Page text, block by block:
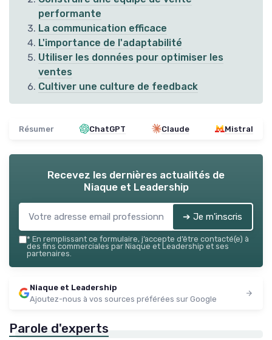
performante
La communication efficace
L'importance de l'adaptabilité
Utiliser les données pour optimiser les
ventes
Cultiver une culture de feedback
Résumer ChatGPT Claude Mistral
Recevez les dernières actualités de
Niaque et Leadership
➔ Je m'inscris
* En remplissant ce formulaire, j’accepte d’être contacté(e) à
des fins commerciales par Niaque et Leadership et ses
partenaires.
Niaque et Leadership
Ajoutez-nous à vos sources préférées sur Google
Parole d'experts